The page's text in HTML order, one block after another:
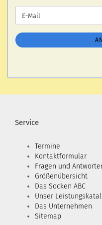
ZUR
ANMELDUNG
E-
Mail
Service
Termine
Kontaktformular
Fragen und
Größenübersicht
Das Socken ABC
Unser
Das Unternehmen
Sitemap